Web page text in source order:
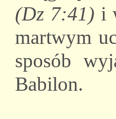
(Dz 7:41) i
martwym
sposób
Babilon.